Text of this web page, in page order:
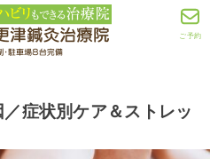
ご予約
症状別ケア＆ストレッ